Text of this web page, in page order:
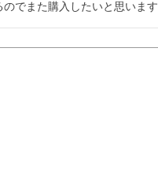
でまた購入したいと思います